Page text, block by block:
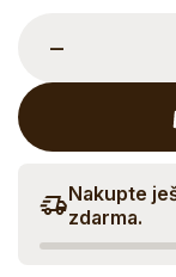
−
Nakupte
zdarma.